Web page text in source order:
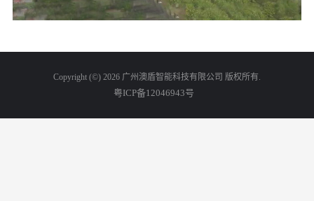
Copyright (©) 2026 广州澳盾智能科技有限公司 版权所有.
粤ICP备12046943号